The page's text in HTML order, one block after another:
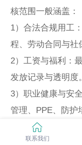
核范围一般涵盖：
1）合法合规用工
程、劳动合同与社
2）工资与福利：
发放记录与透明度。
3）职业健康与安
管理、PPE、防护
4）工作环境与福
联系我们